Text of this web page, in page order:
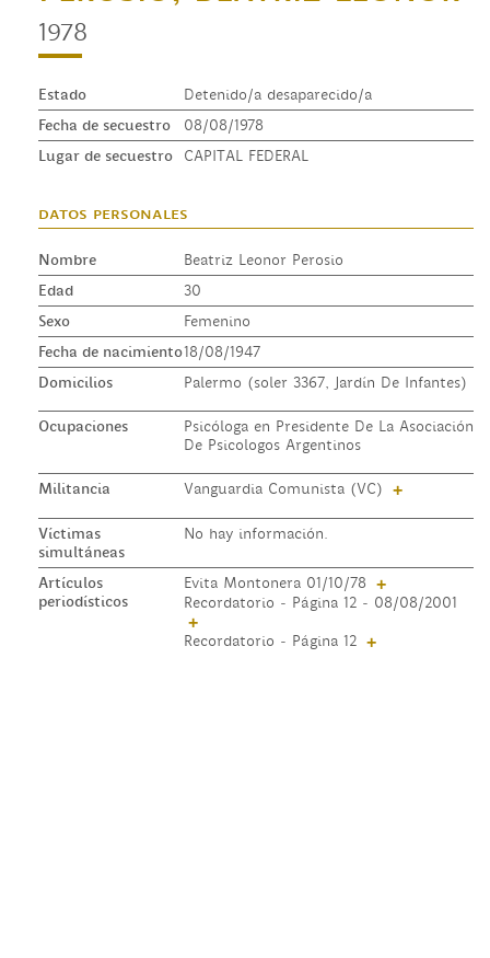
1978
Estado
Detenido/a desaparecido/a
Fecha de secuestro
08/08/1978
Lugar de secuestro
CAPITAL FEDERAL
datos personales
Nombre
Beatriz Leonor Perosio
Edad
30
Sexo
Femenino
Fecha de nacimiento18/08/1947
Domicilios
Palermo (soler 3367, Jardín De Infantes)
Ocupaciones
Psicóloga en Presidente De La Asociación
De Psicologos Argentinos
Militancia Vanguardia Comunista (VC) +
Víctimas
simultáneas
No hay información.
Artículos
periodísticos
Evita Montonera 01/10/78 +
Recordatorio - Página 12 - 08/08/2001
+
Recordatorio - Página 12 +